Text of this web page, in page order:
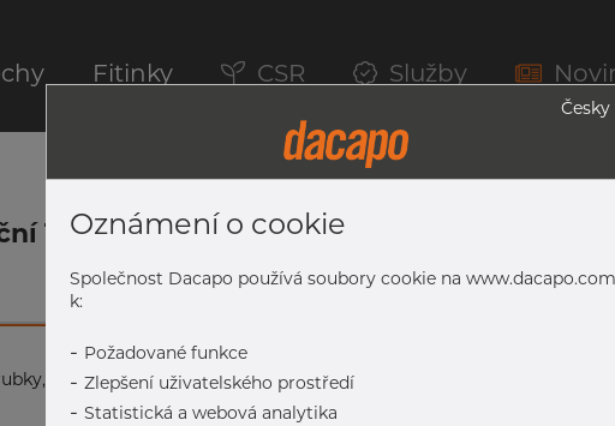
Fitinky CSR Služby
Trubky, 1.4301/1.4307, Broušený, Zrno
1.4301/1.4307, broušený, zrno 320, HF-svařovaná, nežíhaná
Česky
Oznámení o cookie
Společnost Dacapo používá soubory cookie na www.dacapo.com
k:
- Požadované funkce
- Zlepšení uživatelského prostředí
- Statistická a webová analytika